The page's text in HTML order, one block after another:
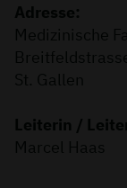
Adresse:
Medizinische
St. Gallen
Leiterin /
Marcel Haas